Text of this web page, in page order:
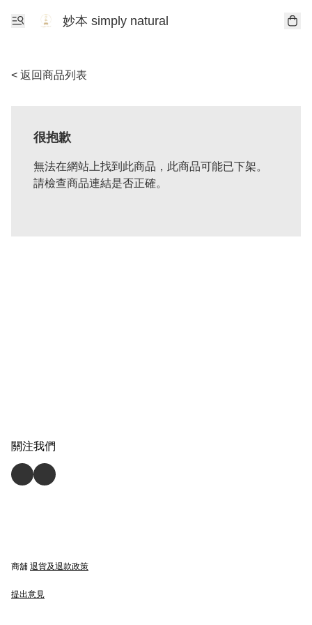
妙本 simply natural
< 返回商品列表
很抱歉
無法在網站上找到此商品，此商品可能已下架。
請檢查商品連結是否正確。
關注我們
商舖 退貨及退款政策
提出意見